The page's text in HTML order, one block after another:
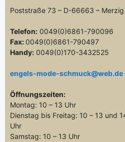
Poststraße 73 – D-66663 – Merzig
Telefon: 0049(0)6861-790096
Fax: 0049(0)6861-790497
Handy: 0049(0)170-3432525
engels-mode-schmuck@web.de
Öffnungszeiten:
Montag: 10 – 13 Uhr
Dienstag bis Freitag: 10 – 13 und
Uhr
Samstag: 10 – 13 Uhr